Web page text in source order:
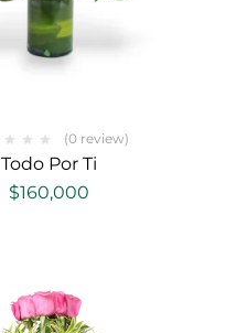
(0 review)
Todo Por Ti
$160,000